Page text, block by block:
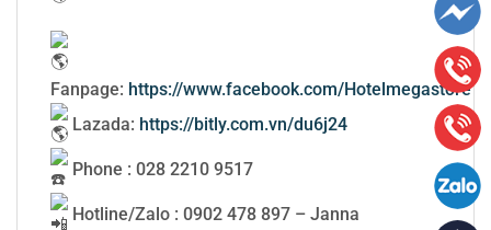
Fanpage: https://www.facebook.com/Hotelmegastore
Lazada: https://bitly.com.vn/du6j24
Phone : 028 2210 9517
Hotline/Zalo : 0902 478 897 – Janna